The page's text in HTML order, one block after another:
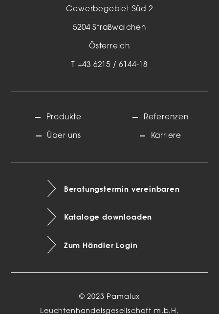
Gewerbegebiet Süd 2
5204 Straßwalchen
Österreich
+43 6215 / 6144-18
Produkte
Über uns
Referenzen
Karriere
Beratungstermin vereinbaren
Kataloge downloaden
Zum Händler Login
© 2023 Pamalux
Leuchtenhandelsgesellschaft m.b.H.